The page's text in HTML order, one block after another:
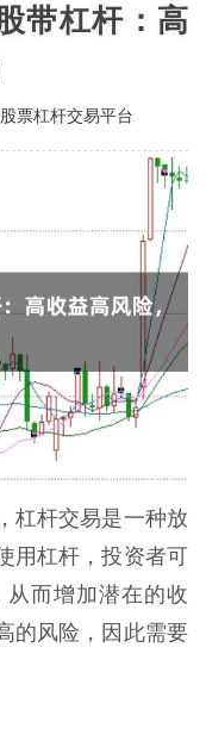
带杠杆：高
股票杠杆交易平台
杠杆交易是一种放
用杠杆，投资者可
而增加潜在的收
的风险，因此需要